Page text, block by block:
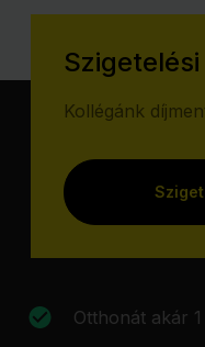
Kollégánk
Otthonát akár